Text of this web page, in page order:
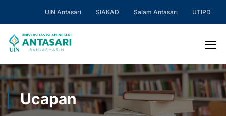
UIN Antasari SIAKAD Salam Antasari UTIPD
Ucapan